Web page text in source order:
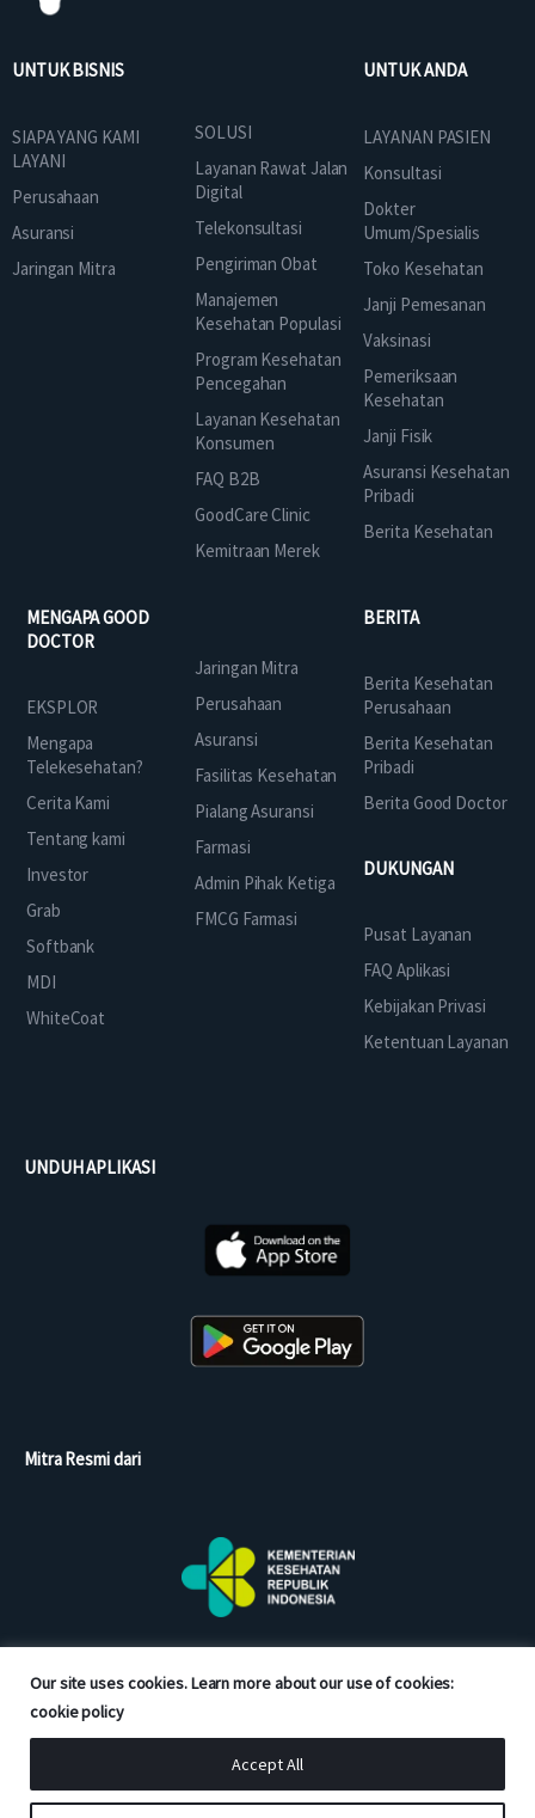
Our site uses cookies. Learn more about our use of cookies:
cookie policy
Accept All
UNTUK BISNIS
SIAPA YANG KAMI
LAYANI
Perusahaan
Asuransi
Jaringan Mitra
SOLUSI
Layanan Rawat Jalan
Digital
Telekonsultasi
Pengiriman Obat
Manajemen
Kesehatan Populasi
Program Kesehatan
Pencegahan
Layanan Kesehatan
Konsumen
FAQ B2B
GoodCare Clinic
Kemitraan Merek
UNTUK ANDA
LAYANAN PASIEN
Konsultasi
Dokter
Umum/Spesialis
Toko Kesehatan
Janji Pemesanan
Vaksinasi
Pemeriksaan
Kesehatan
Janji Fisik
Asuransi Kesehatan
Pribadi
Berita Kesehatan
MENGAPA GOOD
DOCTOR
EKSPLOR
Mengapa
Telekesehatan?
Cerita Kami
Tentang kami
Investor
Grab
Softbank
MDI
WhiteCoat
Jaringan Mitra
Perusahaan
Asuransi
Fasilitas Kesehatan
Pialang Asuransi
Farmasi
Admin Pihak Ketiga
FMCG Farmasi
BERITA
Berita Kesehatan
Perusahaan
Berita Kesehatan
Pribadi
Berita Good Doctor
DUKUNGAN
Pusat Layanan
FAQ Aplikasi
Kebijakan Privasi
Ketentuan Layanan
UNDUH APLIKASI
Mitra Resmi dari
Copyright © 2026 Good Doctor. All rights reserved.